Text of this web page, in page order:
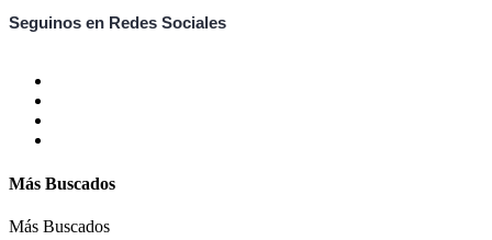
Seguinos en Redes Sociales
Más Buscados
Más Buscados